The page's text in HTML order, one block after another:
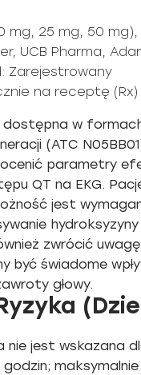
mg, 25 mg, 50
UCB Pharma,
Zarejestrowany
na receptę (Rx)
dostępna w
(ATC
parametry
QT na EKG.
jest
zwrócić
być świadome
głowy.
nie jest wskazana
godzin;